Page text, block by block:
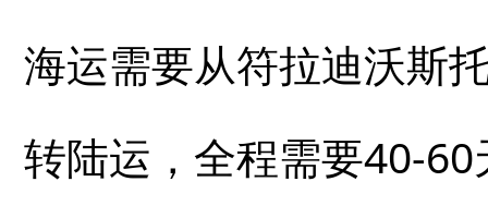
海运需要从符拉迪沃斯
转陆运，全程需要40-60